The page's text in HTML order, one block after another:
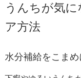
うんちが気
ア方法
水分補給をこまめ